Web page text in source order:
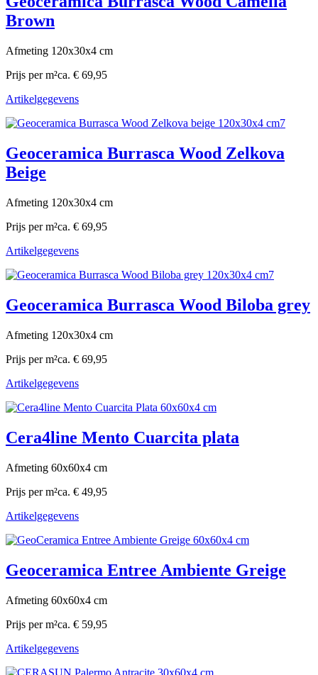
Brown
Afmeting 120x30x4 cm
Prijs per m²ca. € 69,95
Artikelgegevens
Geoceramica Burrasca Wood Zelkova
Beige
Afmeting 120x30x4 cm
Prijs per m²ca. € 69,95
Artikelgegevens
Geoceramica Burrasca Wood Biloba grey
Afmeting 120x30x4 cm
Prijs per m²ca. € 69,95
Artikelgegevens
Cera4line Mento Cuarcita plata
Afmeting 60x60x4 cm
Prijs per m²ca. € 49,95
Artikelgegevens
Geoceramica Entree Ambiente Greige
Afmeting 60x60x4 cm
Prijs per m²ca. € 59,95
Artikelgegevens